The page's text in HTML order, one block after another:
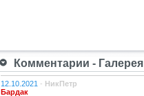
Комментарии - Галерея
12.10.2021 - НикПетр
Бардак